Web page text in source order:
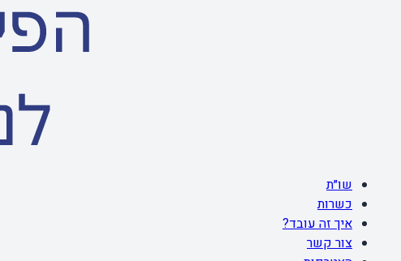
שו״ת
כשרות
איך זה עובד?
צור קשר